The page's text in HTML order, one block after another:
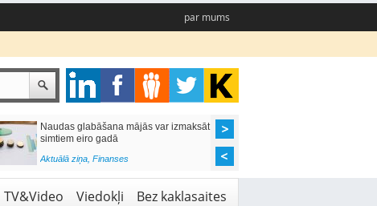
par mums
Naudas glabāšana mājās var izmaksāt
simtiem eiro gadā
Aktuālā ziņa, Finanses
TV&Video Viedokļi Bez kaklasaites